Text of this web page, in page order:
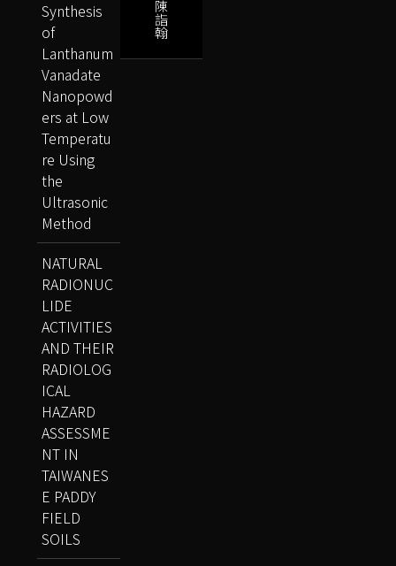
陳
詣
翰
Synthesis
of
Lanthanum
Vanadate
Nanopowd
ers at Low
Temperatu
re Using
the
Ultrasonic
Method
NATURAL
RADIONUC
LIDE
ACTIVITIES
AND THEIR
RADIOLOG
ICAL
HAZARD
ASSESSME
NT IN
TAIWANES
E PADDY
FIELD
SOILS